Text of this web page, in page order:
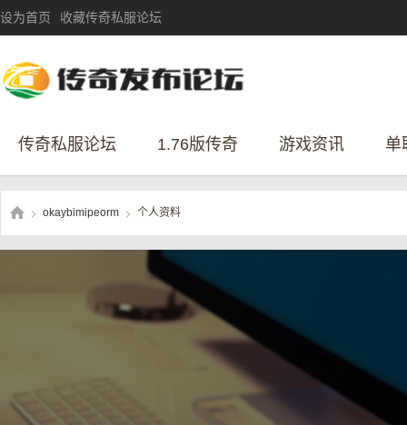
设为首页 收藏传奇私服论坛
传奇私服论坛 1.76版传奇 游戏资讯 单
okaybimipeorm 个人资料